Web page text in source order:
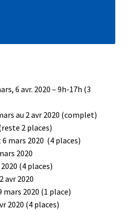
6 avr. 2020 – 9h-17h (3
au 2 avr 2020 (complet)
2 places)
6 mars 2020 (4 places)
2020
(4 places)
avr 2020
mars 2020 (1 place)
2020 (4 places)